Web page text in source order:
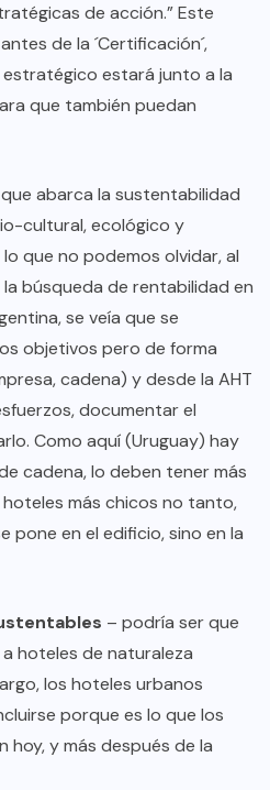
de acción.” Este
de la ´Certificación´,
estará junto a la
que también puedan
abarca la sustentabilidad
cultural, ecológico y
que no podemos olvidar, al
la búsqueda de rentabilidad en
se veía que se
objetivos pero de forma
cadena) y desde la AHT
documentar el
Como aquí (Uruguay) hay
cadena, lo deben tener más
más chicos no tanto,
pone en el edificio, sino en la
– podría ser que
hoteles de naturaleza
los hoteles urbanos
porque es lo que los
hoy, y más después de la